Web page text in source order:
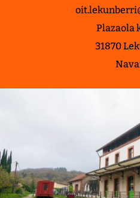
Plazaola
31870